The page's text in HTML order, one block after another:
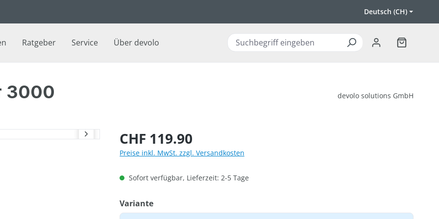
Deutsch (CH)
Ratgeber Service Über devolo
3000 devolo solutions GmbH
Regulärer Preis:
CHF 119.90
Preise inkl. MwSt. zzgl. Versandkosten
Sofort verfügbar, Lieferzeit: 2-5 Tage
Varianteauswählen